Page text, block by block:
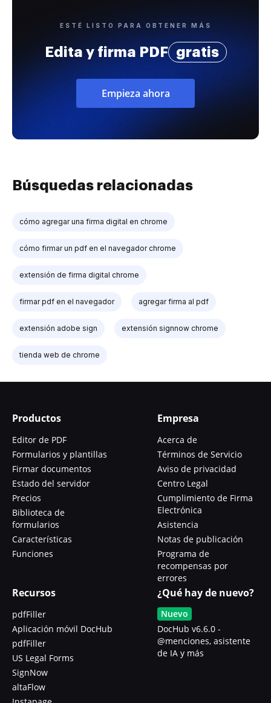
ESTÉ LISTO PARA OBTENER MÁS
Edita y firma PDF gratis
Empieza ahora
Búsquedas relacionadas
cómo agregar una firma digital en chrome
cómo firmar un pdf en el navegador chrome
extensión de firma digital chrome
firmar pdf en el navegador agregar firma al pdf
extensión adobe sign extensión signnow chrome
tienda web de chrome
Productos
Editor de PDF
Formularios y plantillas
Firmar documentos
Estado del servidor
Precios
Biblioteca de
formularios
Características
Funciones
Empresa
Acerca de
Términos de Servicio
Aviso de privacidad
Centro Legal
Cumplimiento de Firma
Electrónica
Asistencia
Notas de publicación
Programa de
recompensas por
errores
Recursos
pdfFiller
Aplicación móvil DocHub
pdfFiller
US Legal Forms
SignNow
altaFlow
¿Qué hay de nuevo?
Nuevo
DocHub v6.6.0 -
@menciones, asistente
de IA y más